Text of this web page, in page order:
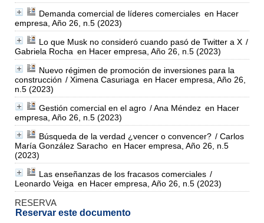
Demanda comercial de líderes comerciales en Hacer
empresa, Año 26, n.5 (2023)
Lo que Musk no consideró cuando pasó de Twitter a X /
Gabriela Rocha en Hacer empresa, Año 26, n.5 (2023)
Nuevo régimen de promoción de inversiones para la
construcción / Ximena Casuriaga en Hacer empresa, Año 26,
n.5 (2023)
Gestión comercial en el agro / Ana Méndez en Hacer
empresa, Año 26, n.5 (2023)
Búsqueda de la verdad ¿vencer o convencer? / Carlos
María González Saracho en Hacer empresa, Año 26, n.5
(2023)
Las enseñanzas de los fracasos comerciales /
Leonardo Veiga en Hacer empresa, Año 26, n.5 (2023)
RESERVA
Reservar este documento